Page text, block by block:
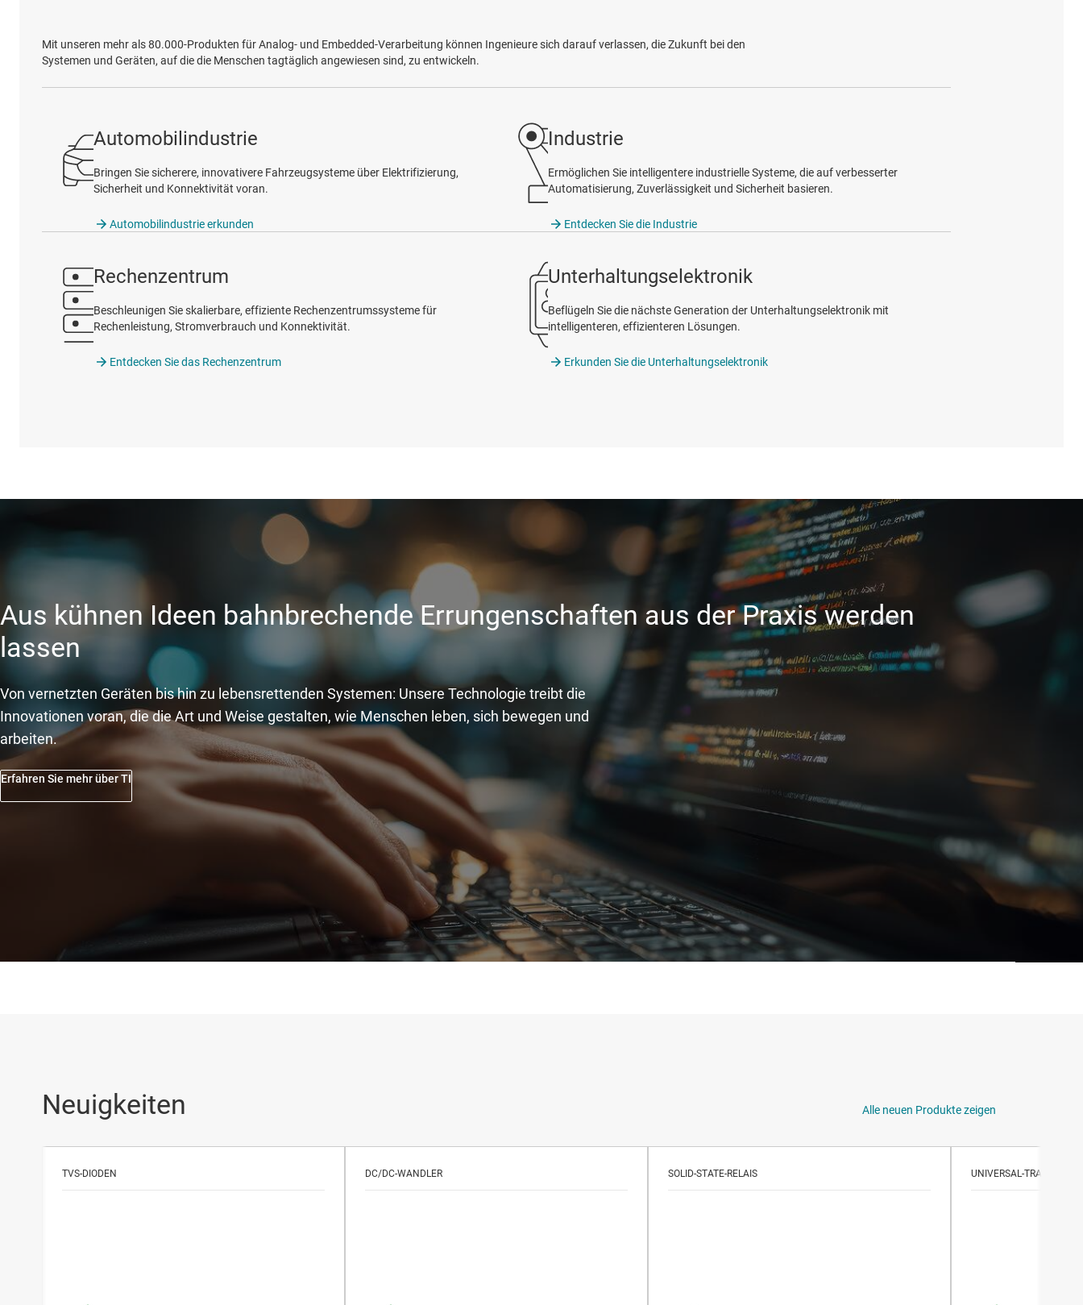
Mit unseren mehr als 80.000-Produkten für Analog- und Embedded-Verarbeitung können Ingenieure sich darauf verlassen, die Zukunft bei den
Systemen und Geräten, auf die die Menschen tagtäglich angewiesen sind, zu entwickeln.
Automobilindustrie
Bringen Sie sicherere, innovativere Fahrzeugsysteme über Elektrifizierung,
Sicherheit und Konnektivität voran.
Automobilindustrie erkunden
Rechenzentrum
Beschleunigen Sie skalierbare, effiziente Rechenzentrumssysteme für
Rechenleistung, Stromverbrauch und Konnektivität.
Entdecken Sie das Rechenzentrum
Industrie
Ermöglichen Sie intelligentere industrielle Systeme, die auf verbesserter
Automatisierung, Zuverlässigkeit und Sicherheit basieren.
Entdecken Sie die Industrie
Unterhaltungselektronik
Beflügeln Sie die nächste Generation der Unterhaltungselektronik mit
intelligenteren, effizienteren Lösungen.
Erkunden Sie die Unterhaltungselektronik
Aus kühnen Ideen bahnbrechende Errungenschaften aus der Praxis werden
lassen
Von vernetzten Geräten bis hin zu lebensrettenden Systemen: Unsere Technologie treibt die
Innovationen voran, die die Art und Weise gestalten, wie Menschen leben, sich bewegen und
arbeiten.
Erfahren Sie mehr über TI
Neuigkeiten Alle neuen Produkte zeigen
TVS-DIODEN DC/DC-WANDLER SOLID-STATE-RELAIS UNIVERSAL-